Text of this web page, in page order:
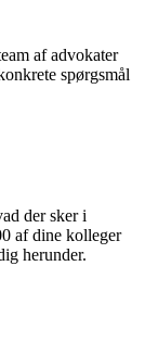
af advokater
spørgsmål
der sker i
af dine kolleger
herunder.